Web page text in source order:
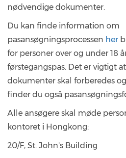
nødvendige dokumenter.
Du kan finde information om
pasansøgningsprocessen her
for personer over og under 18
førstegangspas. Det er vigtigt
dokumenter skal forberedes
finder du også
Alle ansøgere skal møde
kontoret i Hongkong:
20/F, St. John's Building